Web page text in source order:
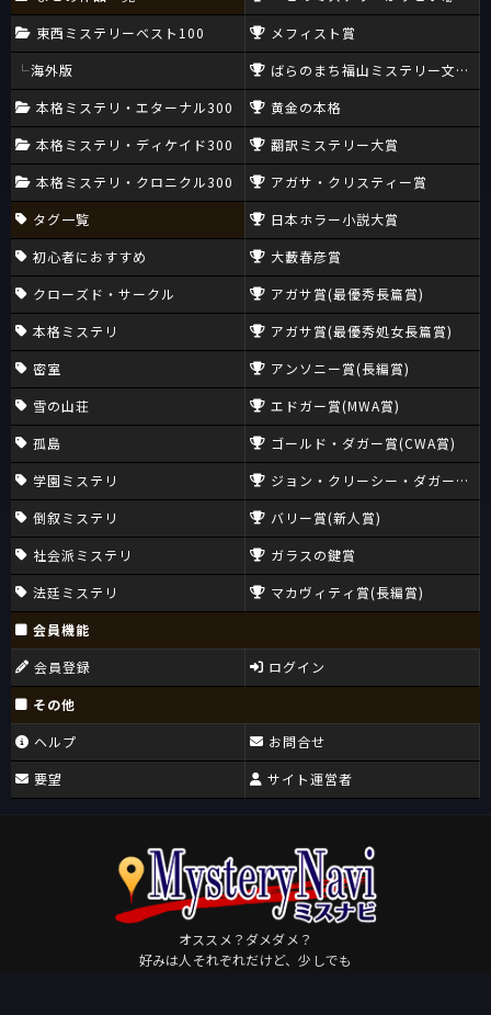
東西ミステリーベスト100
海外版
本格ミステリ・エターナル300
本格ミステリ・ディケイド300
本格ミステリ・クロニクル300
タグ一覧
初心者におすすめ
クローズド・サークル
本格ミステリ
密室
雪の山荘
孤島
学園ミステリ
倒叙ミステリ
社会派ミステリ
法廷ミステリ
メフィスト賞
ばらのまち福山ミステリー文学新
黄金の本格
翻訳ミステリー大賞
アガサ・クリスティー賞
日本ホラー小説大賞
大藪春彦賞
アガサ賞(最優秀長篇賞)
アガサ賞(最優秀処女長篇賞)
アンソニー賞(長編賞)
エドガー賞(MWA賞)
ゴールド・ダガー賞(CWA賞)
ジョン・クリーシー・ダガー賞
バリー賞(新人賞)
ガラスの鍵賞
マカヴィティ賞(長編賞)
会員機能
会員登録
ログイン
その他
ヘルプ
要望
お問合せ
サイト運営者
オススメ？ダメダメ？
好みは人それぞれだけど、少しでも